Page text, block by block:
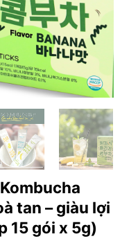
tan – giàu lợi
15 gói x 5g)